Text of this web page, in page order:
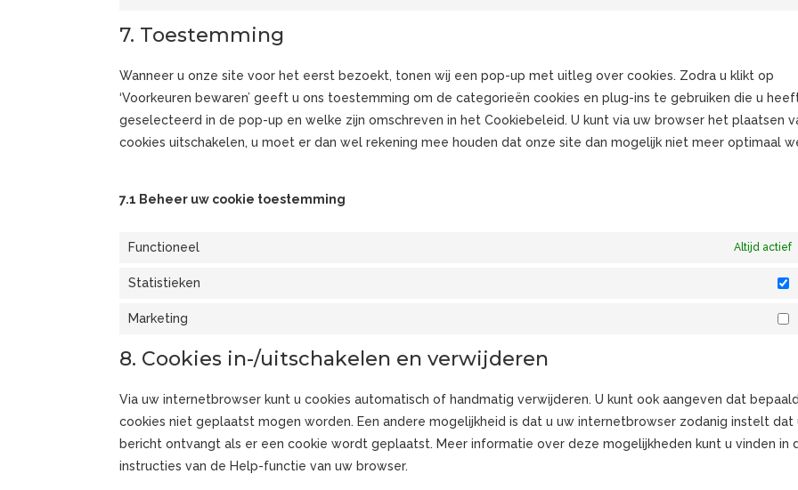
7. Toestemming
Wanneer u onze site voor het eerst bezoekt, tonen wij een pop-up met uitleg over cookies. Zodra u klikt op
‘Voorkeuren bewaren’ geeft u ons toestemming om de categorieën cookies en plug-ins te gebruiken die u
geselecteerd in de pop-up en welke zijn omschreven in het Cookiebeleid. U kunt via uw browser het plaatsen
cookies uitschakelen, u moet er dan wel rekening mee houden dat onze site dan mogelijk niet meer optimaal
7.1 Beheer uw cookie toestemming
Functioneel Altijd actief
Statistieken
Marketing
8. Cookies in-/uitschakelen en verwijderen
Via uw internetbrowser kunt u cookies automatisch of handmatig verwijderen. U kunt ook aangeven dat
cookies niet geplaatst mogen worden. Een andere mogelijkheid is dat u uw internetbrowser zodanig instelt dat
bericht ontvangt als er een cookie wordt geplaatst. Meer informatie over deze mogelijkheden kunt u vinden in
instructies van de Help-functie van uw browser.